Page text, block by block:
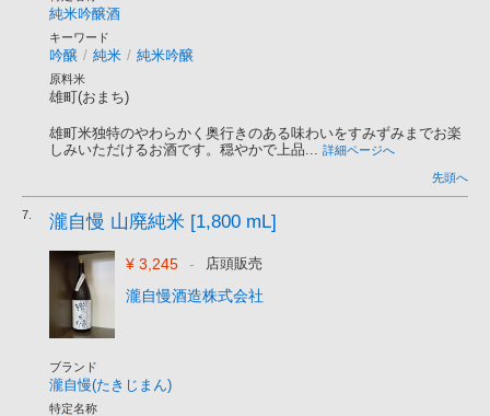
純米吟醸酒
キーワード
吟醸 / 純米 / 純米吟醸
原料米
雄町(おまち)
雄町米独特のやわらかく奥行きのある味わいをすみずみまでお楽
しみいただけるお酒です。穏やかで上品... 詳細ページへ
先頭へ
7. 瀧自慢 山廃純米 [1,800 mL]
¥ 3,245 - 店頭販売
瀧自慢酒造株式会社
ブランド
瀧自慢(たきじまん)
特定名称